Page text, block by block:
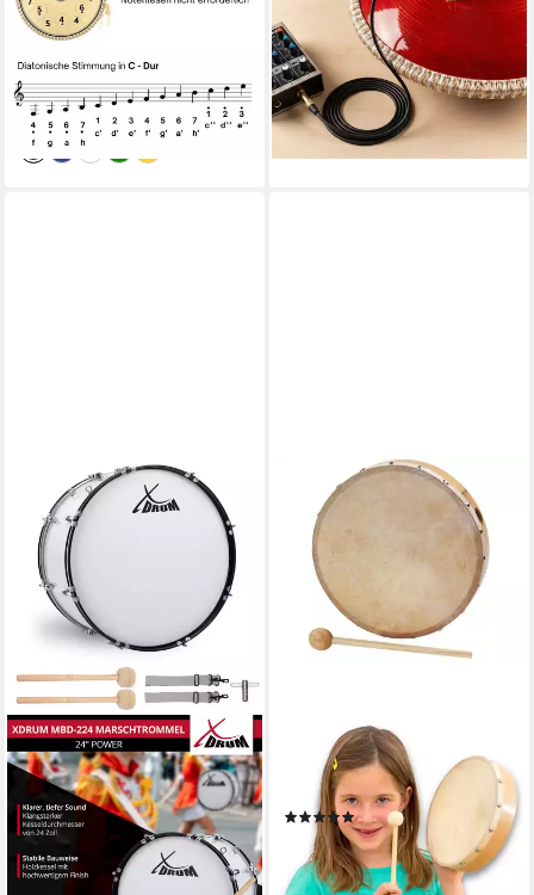
Zungen inkl. Liederbuch und
Tragetasche
299,95 € UVP499,95 €
-40%
lieferbar - in 2-3 Werktagen bei dir
mit Pickup & Holzkörper, 15
Töne C-Dur
449,95 €
UVP599,95 €
-25%
lieferbar - in 2-3 Werktagen bei dir
BETZOLD
Handtrommel Tamburin für
musikalische Früherziehung
(1)
15,40 €
lieferbar - in 3-4 Werktagen bei dir